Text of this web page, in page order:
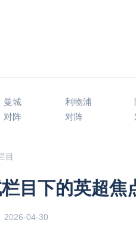
曼城
对阵
利物浦
对阵
目
目下的英超焦
2026-04-30